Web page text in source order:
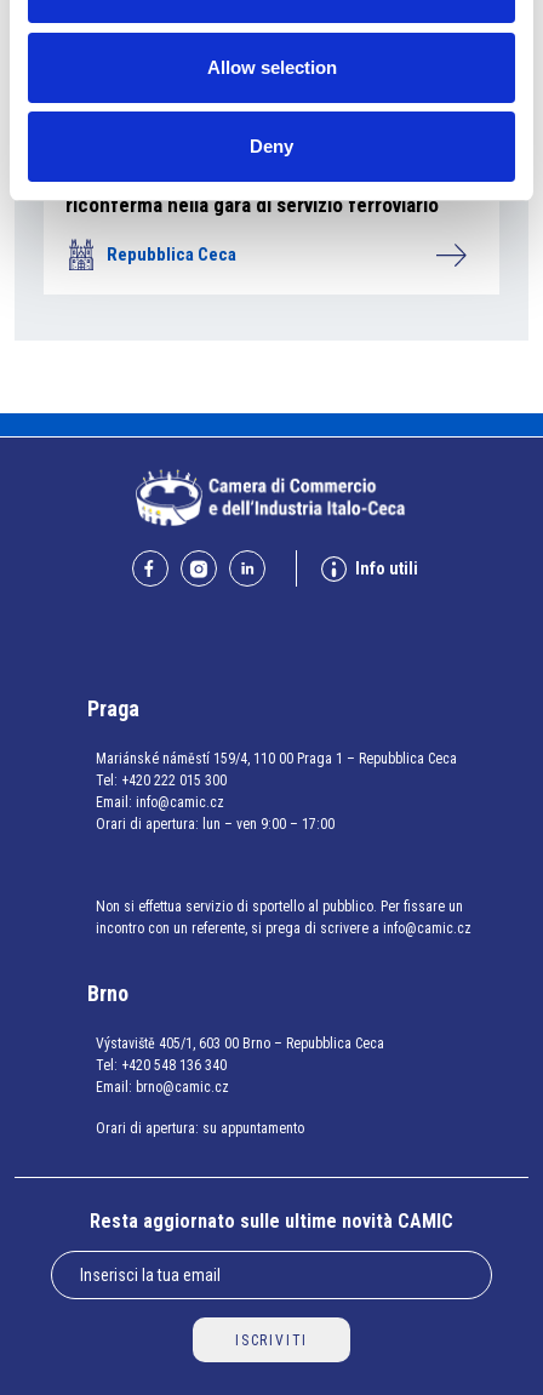
Allow selection
Deny
La società pubblica České dráhy verso la
riconferma nella gara di servizio ferroviario
Repubblica Ceca
Info utili
Praga
Mariánské náměstí 159/4, 110 00 Praga 1 – Repubblica Ceca
Tel: +420 222 015 300
Email: info@camic.cz
Orari di apertura: lun – ven 9:00 – 17:00
Non si effettua servizio di sportello al pubblico. Per fissare un
incontro con un referente, si prega di scrivere a info@camic.cz
Brno
Výstaviště 405/1, 603 00 Brno – Repubblica Ceca
Tel: +420 548 136 340
Email: brno@camic.cz
Orari di apertura: su appuntamento
Resta aggiornato sulle ultime novità CAMIC
ISCRIVITI